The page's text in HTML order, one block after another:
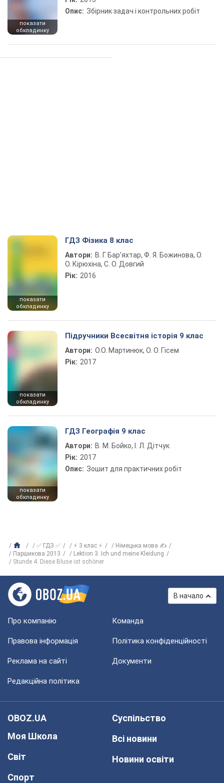
показати
обкладинку
Опис: Збірник задач і контрольних робіт
показати
обкладинку
ГДЗ Фізика 8 клас
Автори: В. Г. Бар’яхтар, Ф. Я. Божинова, О.
О. Кірюхіна, С. О. Довгий
Рік: 2016
показати
обкладинку
Підручники Всесвітня історія 9 клас
Автори: О.О. Мартинюк, О. О. Гісем
Рік: 2017
показати
обкладинку
ГДЗ Географія 9 клас
Автори: В. М. Бойко, І. Л. Дітчук
Рік: 2017
Опис: Зошит для практичних робіт
✅ ГДЗ ✅ ⚡ 3 клас ⚡
Німецька мова ✍
Паршикова 2013
Lektion 3. Ich und meine Kleidung
Stunde 4. Diese Bluse ist schöner
В начало
Про компанію Команда
Правова інформація Політика конфіденційності
Реклама на сайті Документи
Редакційна політика
OBOZ.UA
Моя Школа
Світ
Спорт
Суспільство
Всі новини
Новини освіти